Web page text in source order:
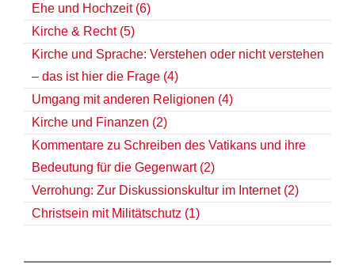
Ehe und Hochzeit (6)
Kirche & Recht (5)
Kirche und Sprache: Verstehen oder nicht verstehen
– das ist hier die Frage (4)
Umgang mit anderen Religionen (4)
Kirche und Finanzen (2)
Kommentare zu Schreiben des Vatikans und ihre
Bedeutung für die Gegenwart (2)
Verrohung: Zur Diskussionskultur im Internet (2)
Christsein mit Militätschutz (1)